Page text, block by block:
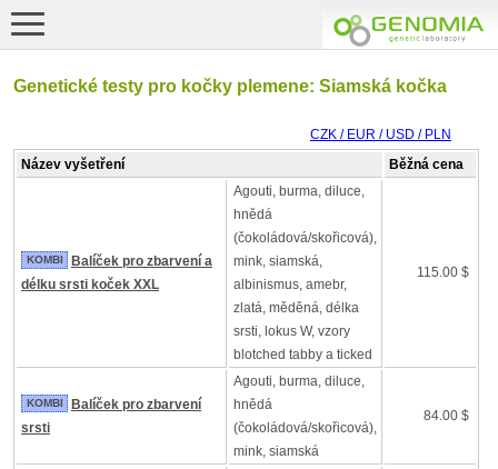
Genetické testy pro kočky plemene: Siamská kočka
CZK / EUR / USD / PLN
Název vyšetření
Běžná cena
KOMBI
Balíček pro zbarvení a
délku srsti koček XXL
Agouti, burma, diluce,
hnědá
(čokoládová/skořicová),
mink, siamská,
albinismus, amebr,
zlatá, měděná, délka
srsti, lokus W, vzory
blotched tabby a ticked
115.00 $
KOMBI
Balíček pro zbarvení
srsti
Agouti, burma, diluce,
hnědá
(čokoládová/skořicová),
mink, siamská
84.00 $